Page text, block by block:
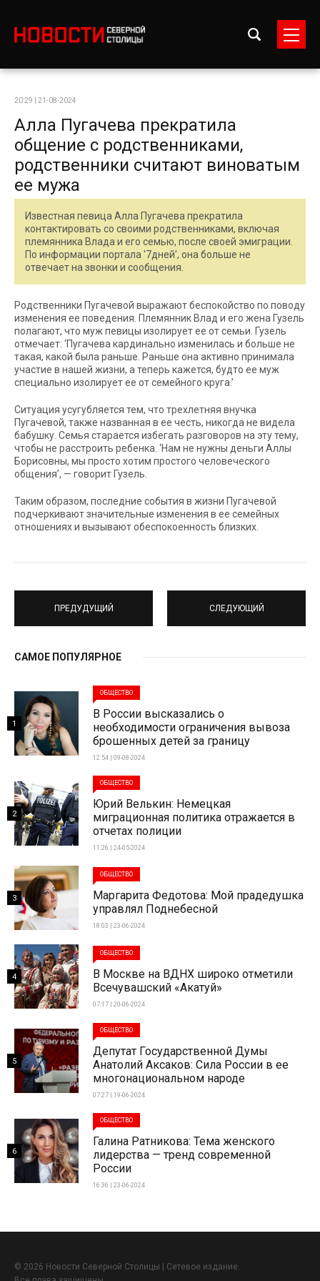
20:29 | 21-08-2024
Алла Пугачева прекратила
общение с родственниками,
родственники считают виноватым
ее мужа
Известная певица Алла Пугачева прекратила
контактировать со своими родственниками, включая
племянника Влада и его семью, после своей эмиграции.
По информации портала '7дней', она больше не
отвечает на звонки и сообщения.
Родственники Пугачевой выражают беспокойство по поводу
изменения ее поведения. Племянник Влад и его жена Гузель
полагают, что муж певицы изолирует ее от семьи. Гузель
отмечает: ‘Пугачева кардинально изменилась и больше не
такая, какой была раньше. Раньше она активно принимала
участие в нашей жизни, а теперь кажется, будто ее муж
специально изолирует ее от семейного круга.’
Ситуация усугубляется тем, что трехлетняя внучка
Пугачевой, также названная в ее честь, никогда не видела
бабушку. Семья старается избегать разговоров на эту тему,
чтобы не расстроить ребенка. ‘Нам не нужны деньги Аллы
Борисовны, мы просто хотим простого человеческого
общения’, — говорит Гузель.
Таким образом, последние события в жизни Пугачевой
подчеркивают значительные изменения в ее семейных
отношениях и вызывают обеспокоенность близких.
ПРЕДУДУЩИЙ СЛЕДУЮЩИЙ
САМОЕ ПОПУЛЯРНОЕ
ОБЩЕСТВО
В России высказались о
необходимости ограничения вывоза
брошенных детей за границу
12:54 | 09-08-2024
1
ОБЩЕСТВО
Юрий Велькин: Немецкая
миграционная политика отражается в
отчетах полиции
11:26 | 24-05-2024
2
ОБЩЕСТВО
Маргарита Федотова: Мой прадедушка
управлял Поднебесной
18:03 | 23-06-2024
3
ОБЩЕСТВО
В Москве на ВДНХ широко отметили
Всечувашский «Акатуй»
07:17 | 20-06-2024
4
ОБЩЕСТВО
Депутат Государственной Думы
Анатолий Аксаков: Сила России в ее
многонациональном народе
07:27 | 19-06-2024
5
ОБЩЕСТВО
Галина Ратникова: Тема женского
лидерства — тренд современной
России
16:36 | 23-06-2024
6
© 2026 Новости Северной Столицы | Сетевое издание.